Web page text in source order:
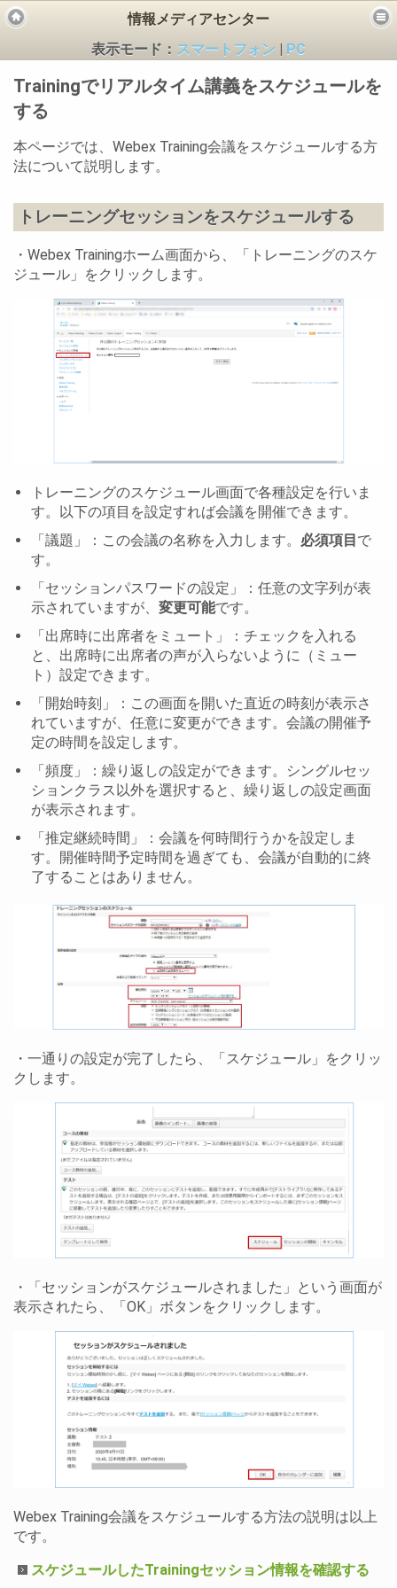
情報メディアセンター
表示モード： スマートフォン PC
Trainingでリアルタイム講義をスケジュールを
する
本ページでは、Webex Training会議をスケジュールする方
法について説明します。
トレーニングセッションをスケジュールする
・Webex Trainingホーム画面から、「トレーニングのスケ
ジュール」をクリックします。
トレーニングのスケジュール画面で各種設定を行いま
す。以下の項目を設定すれば会議を開催できます。
「議題」：この会議の名称を入力します。 必須項目で
す。
「セッションパスワードの設定」：任意の文字列が表
示されていますが、 変更可能です。
「出席時に出席者をミュート」：チェックを入れる
と、出席時に出席者の声が入らないように（ミュー
ト）設定できます。
「開始時刻」：この画面を開いた直近の時刻が表示さ
れていますが、任意に変更ができます。会議の開催予
定の時間を設定します。
「頻度」：繰り返しの設定ができます。シングルセッ
ションクラス以外を選択すると、繰り返しの設定画面
が表示されます。
「推定継続時間」：会議を何時間行うかを設定しま
す。開催時間予定時間を過ぎても、会議が自動的に終
了することはありません。
・一通りの設定が完了したら、「スケジュール」をクリッ
クします。
・「セッションがスケジュールされました」という画面が
表示されたら、「OK」ボタンをクリックします。
Webex Training会議をスケジュールする方法の説明は以上
です。
スケジュールしたTrainingセッション情報を確認する